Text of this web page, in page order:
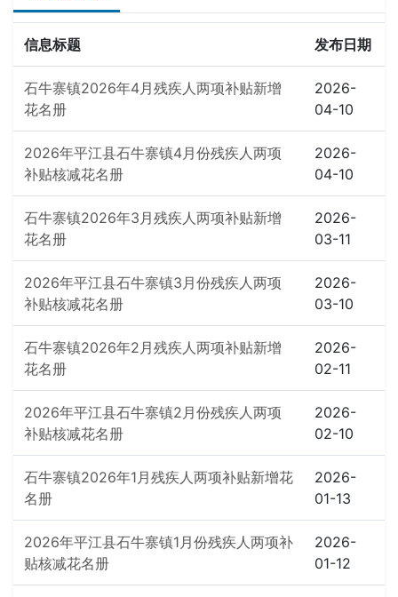
信息标题 发布日期
石牛寨镇2026年4月残疾人两项补贴新增
花名册
2026-
04-10
2026年平江县石牛寨镇4月份残疾人两项
补贴核减花名册
2026-
04-10
石牛寨镇2026年3月残疾人两项补贴新增
花名册
2026-
03-11
2026年平江县石牛寨镇3月份残疾人两项
补贴核减花名册
2026-
03-10
石牛寨镇2026年2月残疾人两项补贴新增
花名册
2026-
02-11
2026年平江县石牛寨镇2月份残疾人两项
补贴核减花名册
2026-
02-10
石牛寨镇2026年1月残疾人两项补贴新增花
名册
2026-
01-13
2026年平江县石牛寨镇1月份残疾人两项补
贴核减花名册
2026-
01-12